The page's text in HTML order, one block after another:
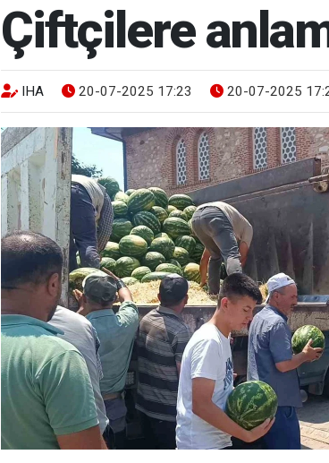
Çiftçilere
IHA 20-07-2025 17:23 20-07-2025